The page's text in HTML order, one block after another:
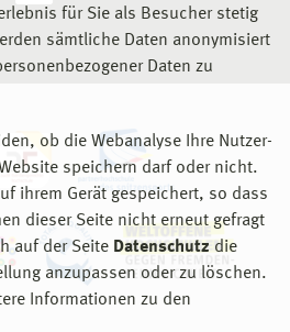
für Sie als Besucher stetig
sämtliche Daten anonymisiert
Daten zu
ob die Webanalyse Ihre Nutzer-
speichern darf oder nicht.
ihrem Gerät gespeichert, so dass
dieser Seite nicht erneut gefragt
auf der Seite Datenschutz die
anzupassen oder zu löschen.
Informationen zu den